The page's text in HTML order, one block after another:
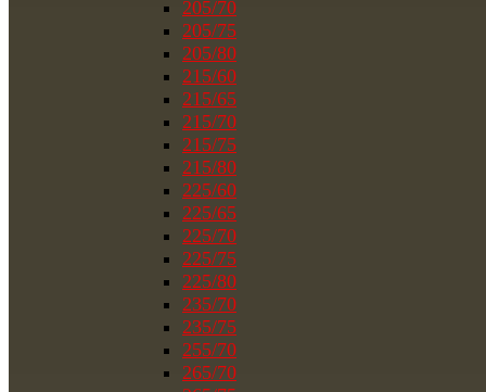
205/70
205/75
205/80
215/60
215/65
215/70
215/75
215/80
225/60
225/65
225/70
225/75
225/80
235/70
235/75
255/70
265/70